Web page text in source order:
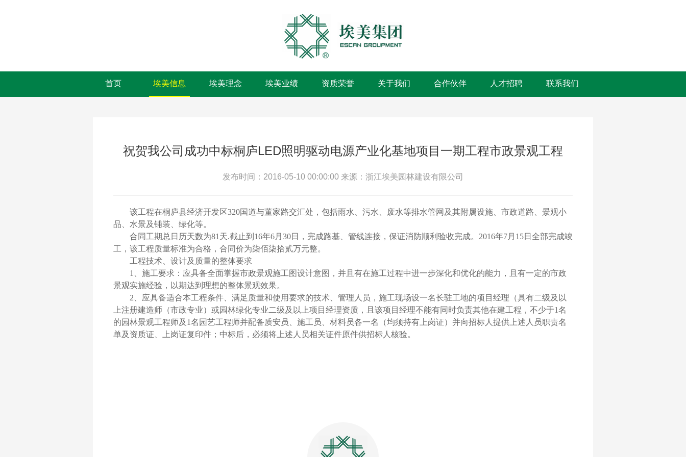
首页 埃美信息 埃美理念 埃美业绩 资质荣誉 关于我们 合作伙伴 人才招聘 联系我们
祝贺我公司成功中标桐庐LED照明驱动电源产业化基地项目一期工程市政景观工程
发布时间：2016-05-10 00:00:00 来源：浙江埃美园林建设有限公司
该工程在桐庐县经济开发区320国道与董家路交汇处， 包括雨水、污水、废水等排水管网及其附属设施、市政道路、景观小
品、水景及铺装、绿化等。
合同工期总日历天数为81天.截止到16年6月 30日，完成路基、管线连接，保证消防顺利验收完成。 2016年7月 15日全部完成竣
工，该工程质量标准为合格，合同价为柒佰柒拾贰万元整。
工程技术、设计及质量的整体要求
1、施工要求：应具备全面掌握市政景观施工图设计意图，并且有在施工过程中进一步深化和优化的能力，且有一定的市政
景观实施经验，以期达到理想的整体景观效果。
2 、应具备适合本工程条件、满足质量和使用要求的技术、管理人员，施工现场设一名长驻工地的项目经理（具有二级及以
上注册建造师（市政专业）或园林绿化专业二级及以上项目经理资质，且该项目经理不能有同时负责其他在建工程，不少于1名
的园林景观工程师及 1名园艺工程师并配备质安员、施工员、材料员各一名（均须持有上岗证）并向招标人提供上述人员职责名
单及资质证、上岗证复印件；中标后，必须将上述人员相关证件原件供招标人核验。